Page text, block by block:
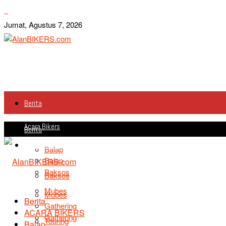
Jumat, Agustus 7, 2026
Berita
Acara Bikers
Balap
Baksos
Mubes
Gathering
Berita
Acara Bikers
Balap
Baksos
Mubes
Gathering
Touring
Berita
ACARA BIKERS